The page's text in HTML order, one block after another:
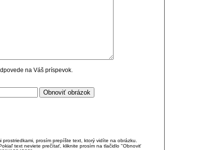
na Váš príspevok.
prosím prepíšte text, ktorý vidíte na obrázku.
text neviete prečítať, kliknite prosím na tlačidlo "Obnoviť